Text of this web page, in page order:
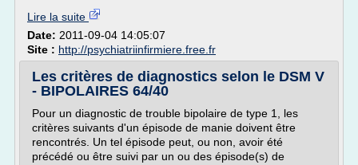
Lire la suite
Date: 2011-09-04 14:05:07
Site : http://psychiatriinfirmiere.free.fr
Les critères de diagnostics selon le DSM V
- BIPOLAIRES 64/40
Pour un diagnostic de trouble bipolaire de type 1, les
critères suivants d'un épisode de manie doivent être
rencontrés. Un tel épisode peut, ou non, avoir été
précédé ou être suivi par un ou des épisode(s) de